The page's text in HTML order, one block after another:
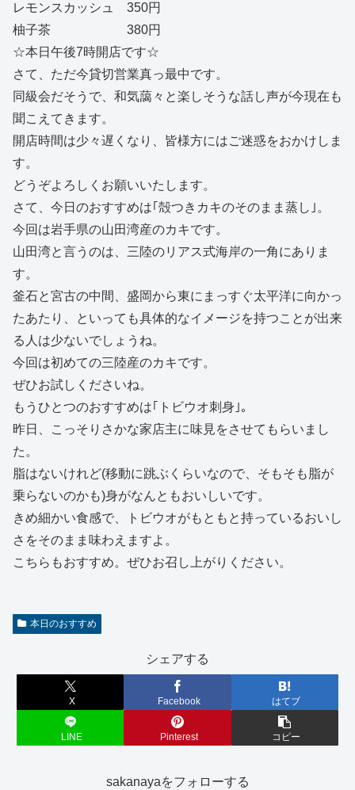
レモンスカッシュ 350円
柚子茶 380円
☆本日午後7時開店です☆
さて、ただ今貸切営業真っ最中です。
同級会だそうで、和気藹々と楽しそうな話し声が今現在も
聞こえてきます。
開店時間は少々遅くなり、皆様方にはご迷惑をおかけしま
す。
どうぞよろしくお願いいたします。
さて、今日のおすすめは｢殻つきカキのそのまま蒸し｣。
今回は岩手県の山田湾産のカキです。
山田湾と言うのは、三陸のリアス式海岸の一角にありま
す。
釜石と宮古の中間、盛岡から東にまっすぐ太平洋に向かっ
たあたり、といっても具体的なイメージを持つことが出来
る人は少ないでしょうね。
今回は初めての三陸産のカキです。
ぜひお試しくださいね。
もうひとつのおすすめは｢トビウオ刺身｣。
昨日、こっそりさかな家店主に味見をさせてもらいまし
た。
脂はないけれど(移動に跳ぶくらいなので、そもそも脂が
乗らないのかも)身がなんともおいしいです。
きめ細かい食感で、トビウオがもともと持っているおいし
さをそのまま味わえますよ。
こちらもおすすめ。ぜひお召し上がりください。
本日のおすすめ
シェアする
X Facebook はてブ
LINE Pinterest コピー
sakanayaをフォローする